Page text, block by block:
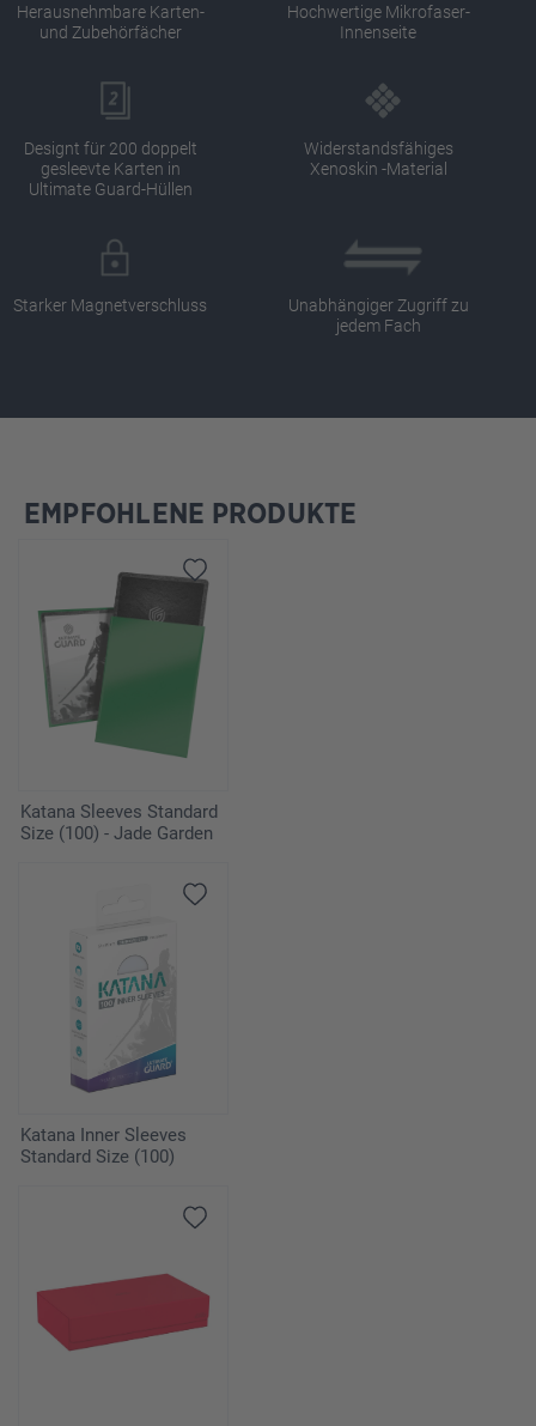
Herausnehmbare Karten-
und Zubehörfächer
Hochwertige Mikrofaser-
Innenseite
Designt für 200 doppelt
gesleevte Karten in
Ultimate Guard-Hüllen
Widerstandsfähiges
Xenoskin -Material
Starker Magnetverschluss
Unabhängiger Zugriff zu
jedem Fach
Produktgalerie überspringen
EMPFOHLENE PRODUKTE
Katana Sleeves Standard
Size (100) - Jade Garden
Katana Inner Sleeves
Standard Size (100)